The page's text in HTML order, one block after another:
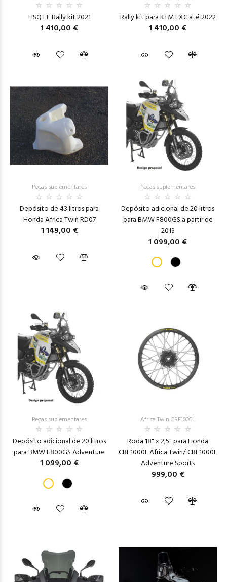
HSQ FE Rally kit 2021
1 410,00 €
Rally kit para KTM EXC até 2022
1 410,00 €
Peças suplementares
Depósito de 43 litros para
Honda Africa Twin RD07
1 149,00 €
Peças suplementares
Depósito adicional de 20 litros
para BMW F800GS a partir de
2013
1 099,00 €
Peças suplementares
Depósito adicional de 20 litros
para BMW F800GS Adventure
1 099,00 €
Africa Twin CRF1000L
Roda 18" x 2,5" para Honda
CRF1000L Africa Twin/ CRF1000L
Adventure Sports
999,00 €